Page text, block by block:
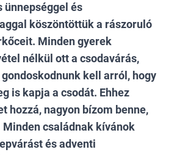
ünnepséggel és
köszöntöttük a rászoruló
Minden gyerek
nélkül ott a csodavárás,
kell arról, hogy
is kapja a csodát. Ehhez
hozzá, nagyon bízom benne,
Minden családnak kívánok
és adventi